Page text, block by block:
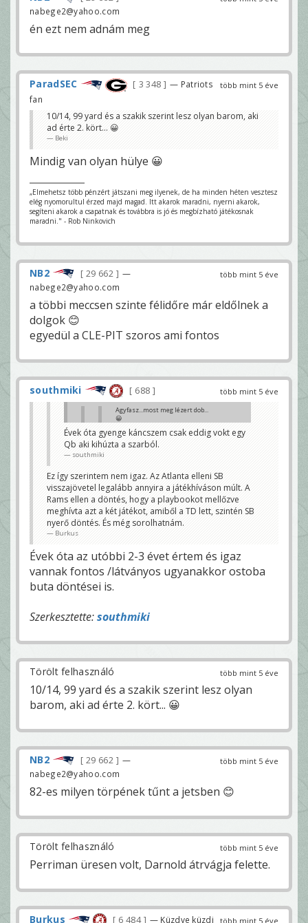
nabege2@yahoo.com
én ezt nem adnám meg
több mint 5 éve
ParadSEC 3 348
— Patriots
fan
10/14, 99 yard és a szakik szerint lesz olyan barom, aki
ad érte 2. kört... 😀
Beki
Mindig van olyan hülye 😀
„Elmehetsz több pénzért játszani meg ilyenek, de ha minden héten vesztesz
elég nyomorultul érzed majd magad. Itt akarok maradni, nyerni akarok,
segíteni akarok a csapatnak és továbbra is jó és megbízható játékosnak
maradni." - Rob Ninkovich
több mint 5 éve
NB2 29 662
—
nabege2@yahoo.com
a többi meccsen szinte félidőre már eldőlnek a
dolgok 😊
egyedül a CLE-PIT szoros ami fontos
több mint 5 éve
southmiki 688
Agyfasz...most meg lézert dob...
😀
Mondom én, hogy nem vele van a baj 😀
ThundersNFL
Évek óta gyenge káncszem csak eddig vokt egy
Qb aki kihúzta a szarból.
southmiki
Ez így szerintem nem igaz. Az Atlanta elleni SB
visszajövetel legalább annyira a játékhíváson múlt. A
Rams ellen a döntés, hogy a playbookot mellőzve
meghívta azt a két játékot, amiből a TD lett, szintén SB
nyerő döntés. És még sorolhatnám.
Burkus
Évek óta az utóbbi 2-3 évet értem és igaz
vannak fontos /látványos ugyanakkor ostoba
buta döntései is.
Szerkesztette:southmiki
több mint 5 éve
Törölt felhasználó
10/14, 99 yard és a szakik szerint lesz olyan
barom, aki ad érte 2. kört... 😀
több mint 5 éve
NB2 29 662
—
nabege2@yahoo.com
82-es milyen törpének tűnt a jetsben 😊
több mint 5 éve
Törölt felhasználó
Perriman üresen volt, Darnold átrvágja felette.
több mint 5 éve
Burkus 6 484 — Küzdve küzdj